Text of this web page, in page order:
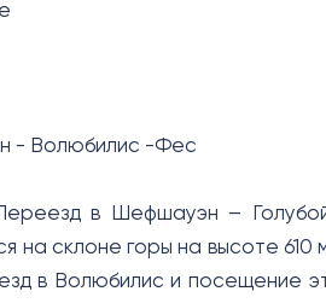
- Волюбилис -Фес
в Шефшауэн –
на склоне горы на высоте
в Волюбилис и посещение